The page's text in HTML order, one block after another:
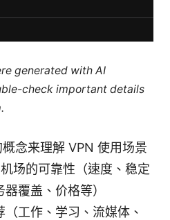
generated with AI
check important details
概念来理解 VPN 使用场景
场的可靠性（速度、稳定
覆盖、价格等）
工作、学习、流媒体、